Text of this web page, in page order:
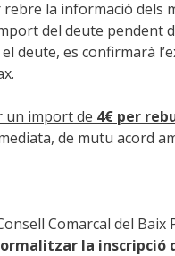
la informació
del deute pendent
es confirmarà
un import de 4€ per
de mutu acord
Comarcal del
la inscripció